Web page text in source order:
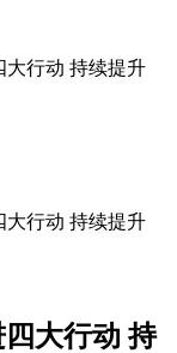
大行动 持续提升
大行动 持续提升
大行动 持